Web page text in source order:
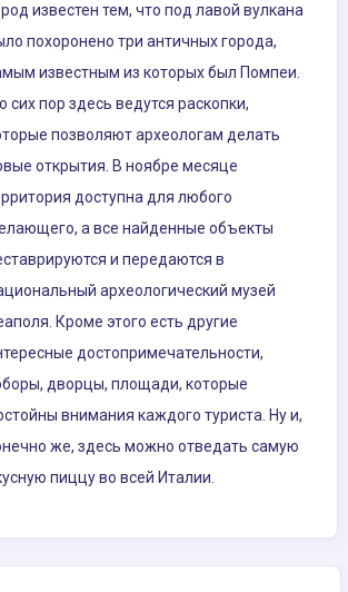
известен тем, что под лавой вулкана
похоронено три античных города,
известным из которых был Помпеи.
сих пор здесь ведутся раскопки,
позволяют археологам делать
открытия. В ноябре месяце
доступна для любого
а все найденные объекты
и передаются в
археологический музей
Кроме этого есть другие
достопримечательности,
дворцы, площади, которые
внимания каждого туриста. Ну и,
же, здесь можно отведать самую
пиццу во всей Италии.